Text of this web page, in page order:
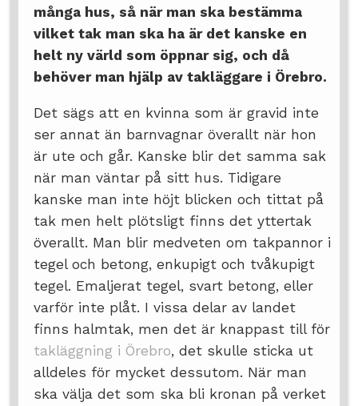
många hus, så när man ska bestämma
vilket tak man ska ha är det kanske en
helt ny värld som öppnar sig, och då
behöver man hjälp av takläggare i Örebro.
Det sägs att en kvinna som är gravid inte
ser annat än barnvagnar överallt när hon
är ute och går. Kanske blir det samma sak
när man väntar på sitt hus. Tidigare
kanske man inte höjt blicken och tittat på
tak men helt plötsligt finns det yttertak
överallt. Man blir medveten om takpannor i
tegel och betong, enkupigt och tvåkupigt
tegel. Emaljerat tegel, svart betong, eller
varför inte plåt. I vissa delar av landet
finns halmtak, men det är knappast till för
takläggning i Örebro, det skulle sticka ut
alldeles för mycket dessutom. När man
ska välja det som ska bli kronan på verket